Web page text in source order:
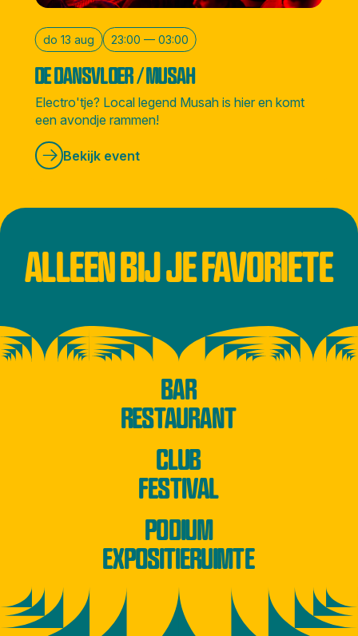
do 13 aug 23:00 — 03:00
DE DANSVLOER / MUSAH
Electro'tje? Local legend Musah is hier en komt
een avondje rammen!
Bekijk event
ALLEEN BIJ JE FAVORIETE
BAR
RESTAURANT
CLUB
FESTIVAL
PODIUM
EXPOSITIERUIMTE